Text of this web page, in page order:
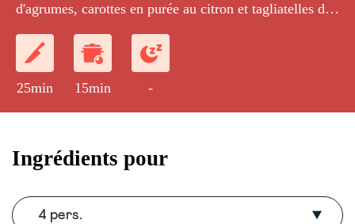
d'agrumes, carottes en purée au citron et tagliatelles de
25min 15min -
Ingrédients pour
4 pers.